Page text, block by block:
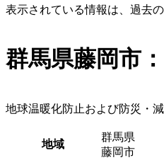
表示されている情報は、過去
群馬県藤岡市
地球温暖化防止および防災・
地域
群馬県
藤岡市